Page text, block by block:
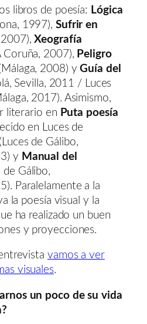
libros de poesía: Lógica
1997), Sufrir en
Xeografía
Coruña, 2007), Peligro
2008) yGuía del
Sevilla, 2011 / Luces
2017). Asimismo,
literario en Puta poesía
en Luces de
(Luces de Gálibo,
y Manual del
de Gálibo,
Paralelamente a la
la poesía visual y la
ha realizado un buen
y proyecciones.
vamos a ver
visuales.
un poco de su vida